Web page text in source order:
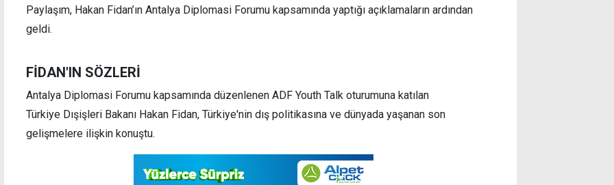
Paylaşım, Hakan Fidan’ın Antalya Diplomasi Forumu kapsamında yaptığı açıklamaların ardından
geldi.
FİDAN'IN SÖZLERİ
Antalya Diplomasi Forumu kapsamında düzenlenen ADF Youth Talk oturumuna katılan
Türkiye Dışişleri Bakanı Hakan Fidan, Türkiye'nin dış politikasına ve dünyada yaşanan son
gelişmelere ilişkin konuştu.